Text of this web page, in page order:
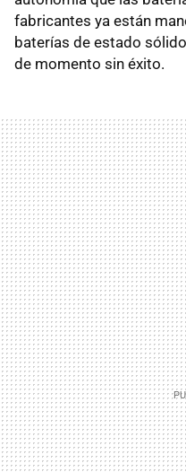
fabricantes ya están
baterías de estado
de momento sin éxito.